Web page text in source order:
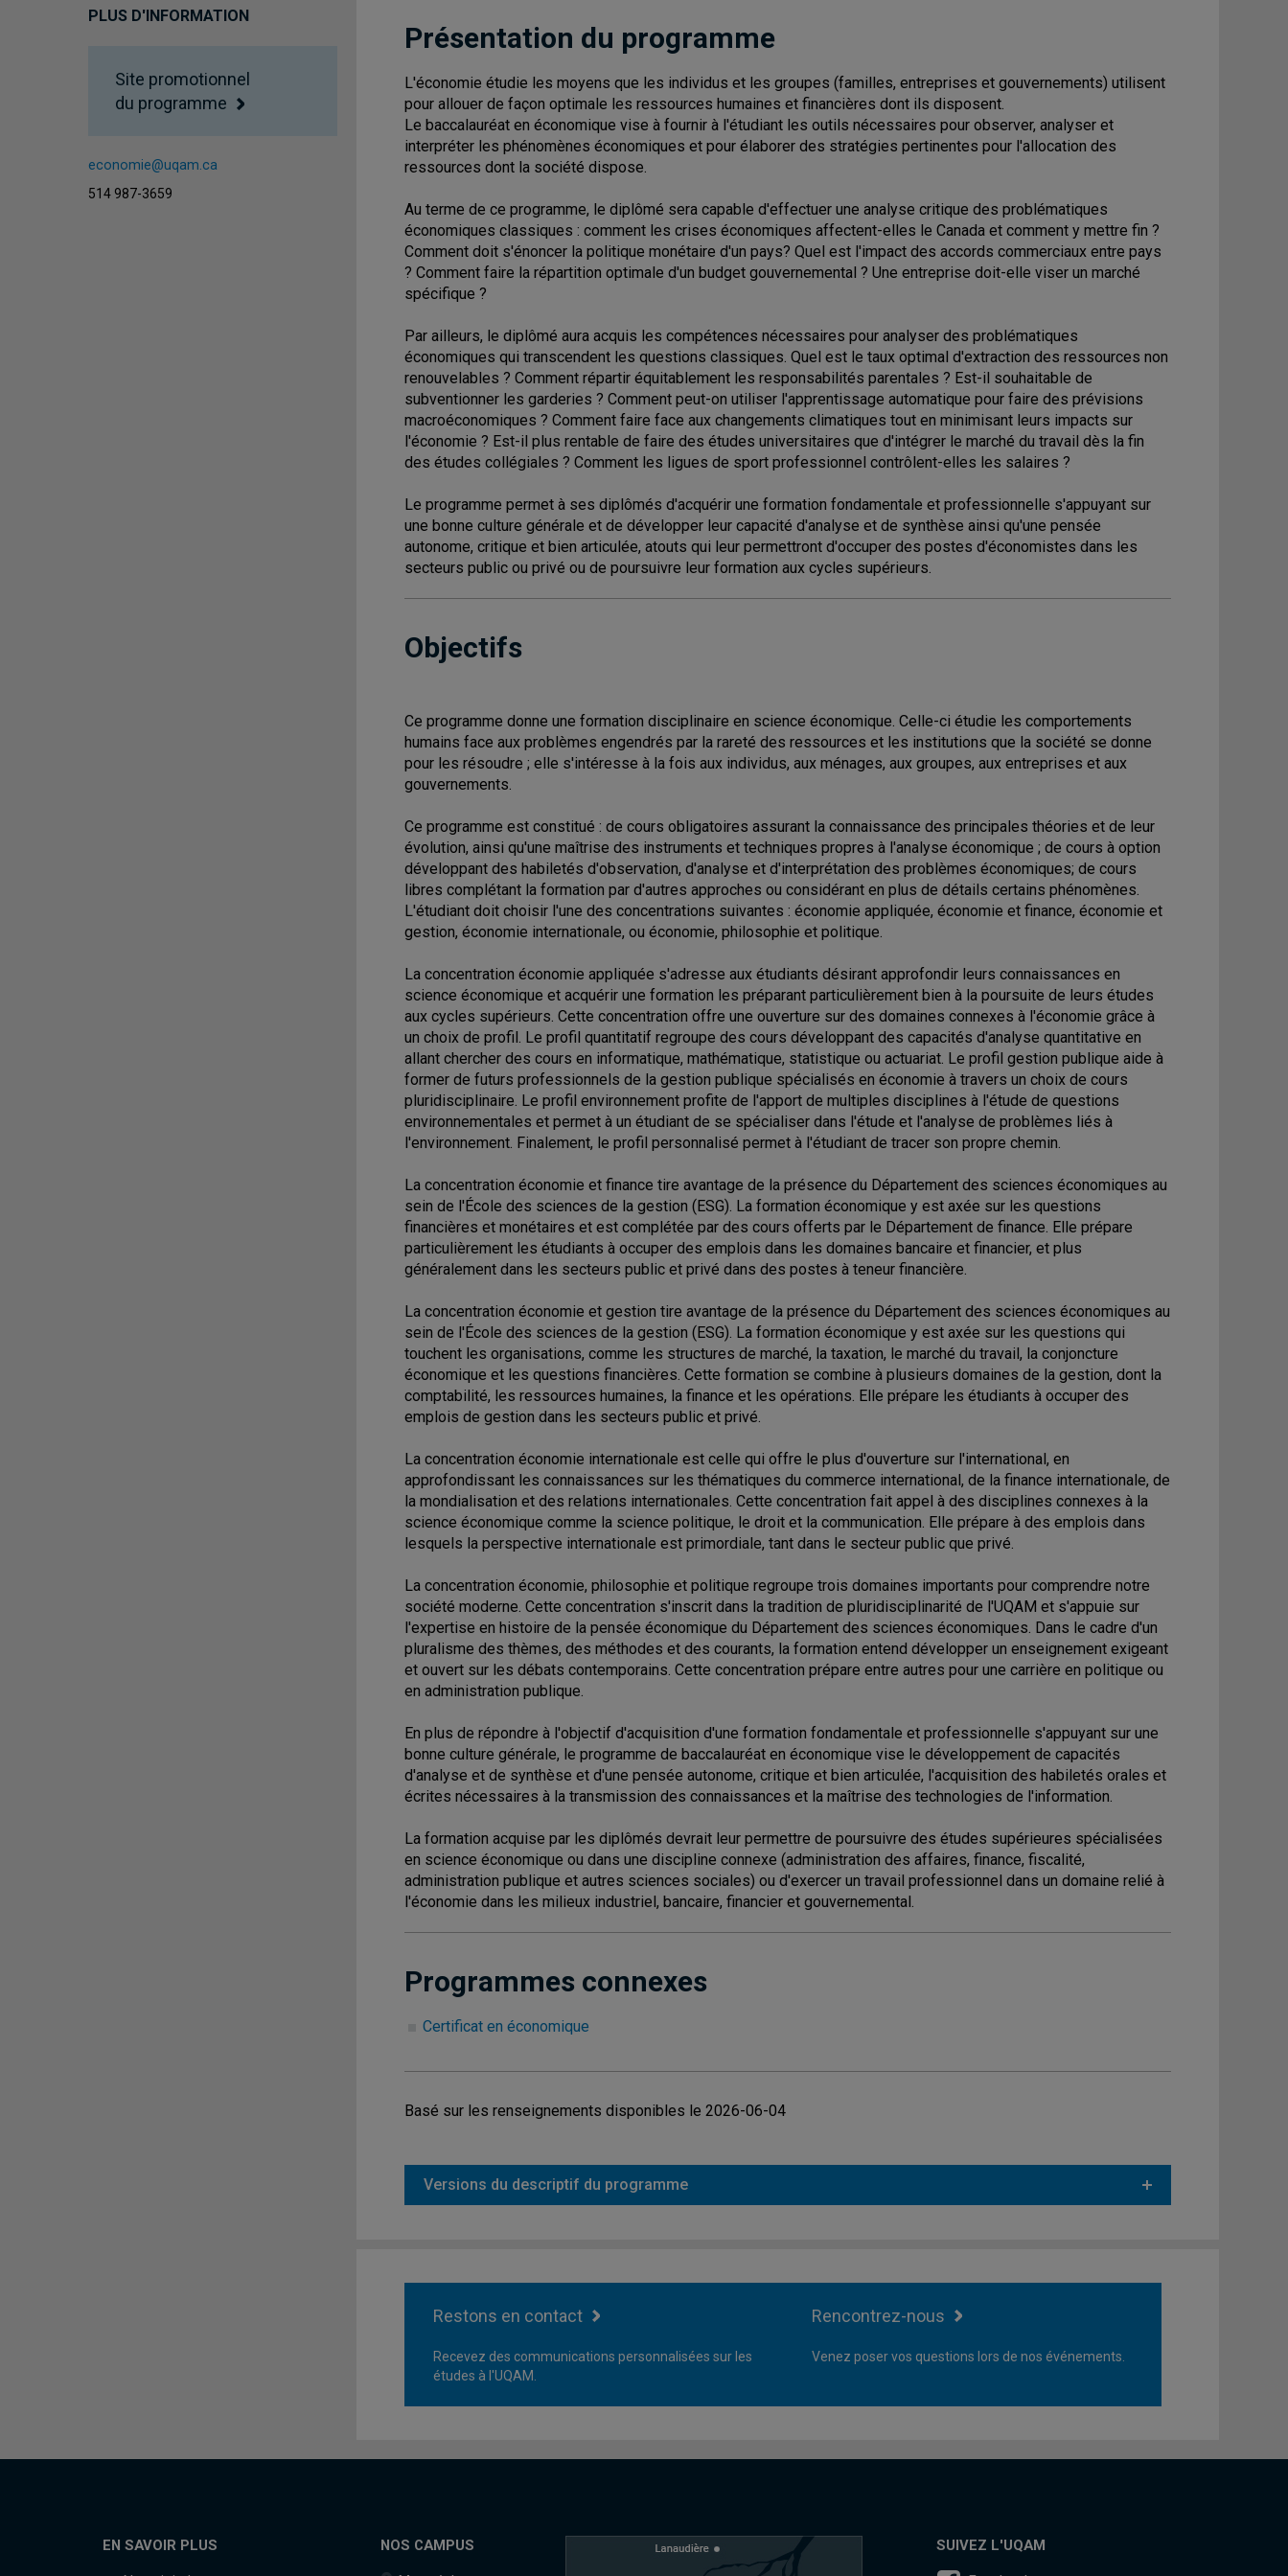
PLUS D'INFORMATION
Site promotionnel
du programme
economie@uqam.ca
514 987-3659
Présentation du programme
L'économie étudie les moyens que les individus et les groupes (familles, entreprises et gouvernements) utilisent
pour allouer de façon optimale les ressources humaines et financières dont ils disposent.
Le baccalauréat en économique vise à fournir à l'étudiant les outils nécessaires pour observer, analyser et
interpréter les phénomènes économiques et pour élaborer des stratégies pertinentes pour l'allocation des
ressources dont la société dispose.
Au terme de ce programme, le diplômé sera capable d'effectuer une analyse critique des problématiques
économiques classiques : comment les crises économiques affectent-elles le Canada et comment y mettre fin ?
Comment doit s'énoncer la politique monétaire d'un pays? Quel est l'impact des accords commerciaux entre pays
? Comment faire la répartition optimale d'un budget gouvernemental ? Une entreprise doit-elle viser un marché
spécifique ?
Par ailleurs, le diplômé aura acquis les compétences nécessaires pour analyser des problématiques
économiques qui transcendent les questions classiques. Quel est le taux optimal d'extraction des ressources non
renouvelables ? Comment répartir équitablement les responsabilités parentales ? Est-il souhaitable de
subventionner les garderies ? Comment peut-on utiliser l'apprentissage automatique pour faire des prévisions
macroéconomiques ? Comment faire face aux changements climatiques tout en minimisant leurs impacts sur
l'économie ? Est-il plus rentable de faire des études universitaires que d'intégrer le marché du travail dès la fin
des études collégiales ? Comment les ligues de sport professionnel contrôlent-elles les salaires ?
Le programme permet à ses diplômés d'acquérir une formation fondamentale et professionnelle s'appuyant sur
une bonne culture générale et de développer leur capacité d'analyse et de synthèse ainsi qu'une pensée
autonome, critique et bien articulée, atouts qui leur permettront d'occuper des postes d'économistes dans les
secteurs public ou privé ou de poursuivre leur formation aux cycles supérieurs.
Objectifs
Ce programme donne une formation disciplinaire en science économique. Celle-ci étudie les comportements
humains face aux problèmes engendrés par la rareté des ressources et les institutions que la société se donne
pour les résoudre ; elle s'intéresse à la fois aux individus, aux ménages, aux groupes, aux entreprises et aux
gouvernements.
Ce programme est constitué : de cours obligatoires assurant la connaissance des principales théories et de leur
évolution, ainsi qu'une maîtrise des instruments et techniques propres à l'analyse économique ; de cours à option
développant des habiletés d'observation, d'analyse et d'interprétation des problèmes économiques; de cours
libres complétant la formation par d'autres approches ou considérant en plus de détails certains phénomènes.
L'étudiant doit choisir l'une des concentrations suivantes : économie appliquée, économie et finance, économie et
gestion, économie internationale, ou économie, philosophie et politique.
La concentration économie appliquée s'adresse aux étudiants désirant approfondir leurs connaissances en
science économique et acquérir une formation les préparant particulièrement bien à la poursuite de leurs études
aux cycles supérieurs. Cette concentration offre une ouverture sur des domaines connexes à l'économie grâce à
un choix de profil. Le profil quantitatif regroupe des cours développant des capacités d'analyse quantitative en
allant chercher des cours en informatique, mathématique, statistique ou actuariat. Le profil gestion publique aide à
former de futurs professionnels de la gestion publique spécialisés en économie à travers un choix de cours
pluridisciplinaire. Le profil environnement profite de l'apport de multiples disciplines à l'étude de questions
environnementales et permet à un étudiant de se spécialiser dans l'étude et l'analyse de problèmes liés à
l'environnement. Finalement, le profil personnalisé permet à l'étudiant de tracer son propre chemin.
La concentration économie et finance tire avantage de la présence du Département des sciences économiques au
sein de l'École des sciences de la gestion (ESG). La formation économique y est axée sur les questions
financières et monétaires et est complétée par des cours offerts par le Département de finance. Elle prépare
particulièrement les étudiants à occuper des emplois dans les domaines bancaire et financier, et plus
généralement dans les secteurs public et privé dans des postes à teneur financière.
La concentration économie et gestion tire avantage de la présence du Département des sciences économiques au
sein de l'École des sciences de la gestion (ESG). La formation économique y est axée sur les questions qui
touchent les organisations, comme les structures de marché, la taxation, le marché du travail, la conjoncture
économique et les questions financières. Cette formation se combine à plusieurs domaines de la gestion, dont la
comptabilité, les ressources humaines, la finance et les opérations. Elle prépare les étudiants à occuper des
emplois de gestion dans les secteurs public et privé.
La concentration économie internationale est celle qui offre le plus d'ouverture sur l'international, en
approfondissant les connaissances sur les thématiques du commerce international, de la finance internationale, de
la mondialisation et des relations internationales. Cette concentration fait appel à des disciplines connexes à la
science économique comme la science politique, le droit et la communication. Elle prépare à des emplois dans
lesquels la perspective internationale est primordiale, tant dans le secteur public que privé.
La concentration économie, philosophie et politique regroupe trois domaines importants pour comprendre notre
société moderne. Cette concentration s'inscrit dans la tradition de pluridisciplinarité de l'UQAM et s'appuie sur
l'expertise en histoire de la pensée économique du Département des sciences économiques. Dans le cadre d'un
pluralisme des thèmes, des méthodes et des courants, la formation entend développer un enseignement exigeant
et ouvert sur les débats contemporains. Cette concentration prépare entre autres pour une carrière en politique ou
en administration publique.
En plus de répondre à l'objectif d'acquisition d'une formation fondamentale et professionnelle s'appuyant sur une
bonne culture générale, le programme de baccalauréat en économique vise le développement de capacités
d'analyse et de synthèse et d'une pensée autonome, critique et bien articulée, l'acquisition des habiletés orales et
écrites nécessaires à la transmission des connaissances et la maîtrise des technologies de l'information.
La formation acquise par les diplômés devrait leur permettre de poursuivre des études supérieures spécialisées
en science économique ou dans une discipline connexe (administration des affaires, finance, fiscalité,
administration publique et autres sciences sociales) ou d'exercer un travail professionnel dans un domaine relié à
l'économie dans les milieux industriel, bancaire, financier et gouvernemental.
Programmes connexes
Certificat en économique
Basé sur les renseignements disponibles le 2026-06-04
Versions du descriptif du programme
Restons en contact
Recevez des communications personnalisées sur les
études à l'UQAM.
Rencontrez-nous
Venez poser vos questions lors de nos événements.
EN SAVOIR PLUS NOS CAMPUS SUIVEZ L'UQAM